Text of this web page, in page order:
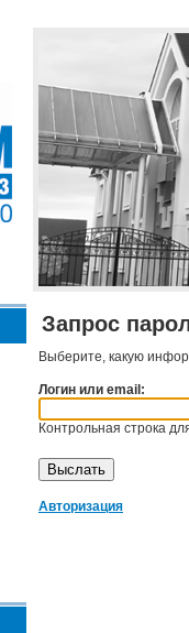
Запрос
Выберите, какую
Логин или email:
Контрольная строка
Авторизация